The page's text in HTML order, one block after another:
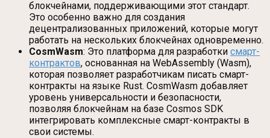
блокчейнами, поддерживающими этот стандарт.
Это особенно важно для создания
децентрализованных приложений, которые могут
работать на нескольких блокчейнах одновременно.
CosmWasm: Это платформа для разработки смарт-
контрактов, основанная на WebAssembly (Wasm),
которая позволяет разработчикам писать смарт-
контракты на языке Rust. CosmWasm добавляет
уровень универсальности и безопасности,
позволяя блокчейнам на базе Cosmos SDK
интегрировать комплексные смарт-контракты в
свои системы.